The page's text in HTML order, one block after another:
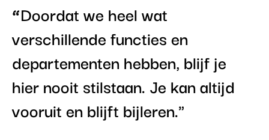
“Doordat we heel wat
verschillende functies en
departementen hebben, blijf je
hier nooit stilstaan. Je kan altijd
vooruit en blijft bijleren."